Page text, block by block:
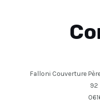
Falloni Couverture
92